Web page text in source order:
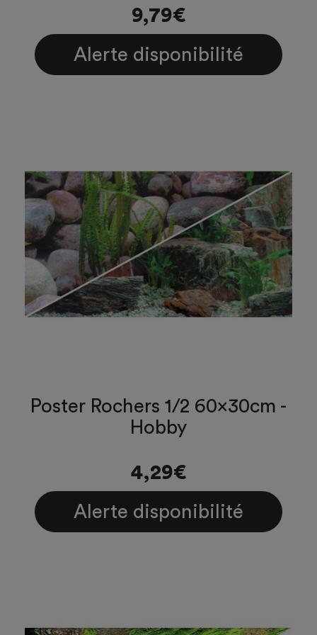
9,79€
Alerte disponibilité
Poster Rochers 1/2 60x30cm -
Hobby
4,29€
Alerte disponibilité